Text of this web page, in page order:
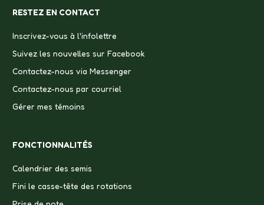
RESTEZ EN CONTACT
Inscrivez-vous à l'infolettre
Suivez les nouvelles sur Facebook
Contactez-nous via Messenger
Contactez-nous par courriel
Gérer mes témoins
FONCTIONNALITÉS
Calendrier des semis
Fini le casse-tête des rotations